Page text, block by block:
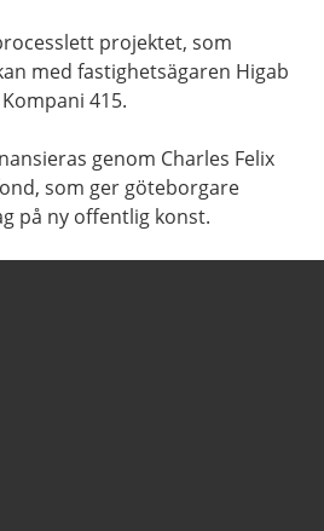
projektet, som
med fastighetsägaren Higab
415.
genom Charles Felix
som ger göteborgare
på ny offentlig konst.